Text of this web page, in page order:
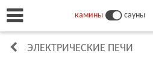
камины сауны
ЭЛЕКТРИЧЕСКИЕ ПЕЧИ